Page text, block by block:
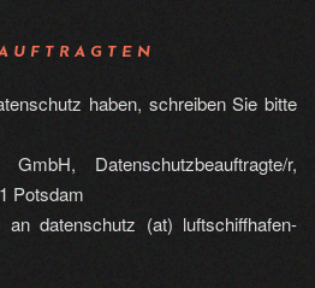
haben, schreiben Sie bitte
Datenschutzbeauftragte/r,
Potsdam
datenschutz (at) luftschiffhafen-